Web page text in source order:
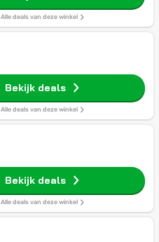
Alle deals van deze winkel
Bekijk deals
Alle deals van deze winkel
Bekijk deals
Alle deals van deze winkel